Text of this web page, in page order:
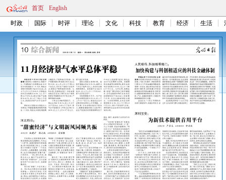
首页 English
时政 国际 时评 理论 文化 科技 教育 经济 生活